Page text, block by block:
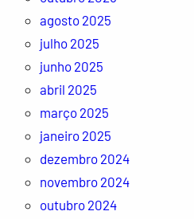
agosto 2025
julho 2025
junho 2025
abril 2025
março 2025
janeiro 2025
dezembro 2024
novembro 2024
outubro 2024